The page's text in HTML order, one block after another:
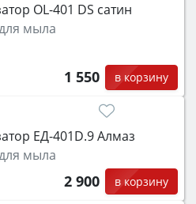
OL-401 DS сатин
мыла
1 550 в корзину
ЕД-401D.9 Алмаз
мыла
2 900 в корзину